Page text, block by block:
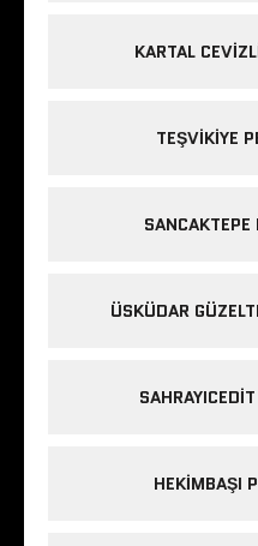
KARTAL
TEŞVIKIYE
ÜSKÜDAR
HEKIMBAŞI